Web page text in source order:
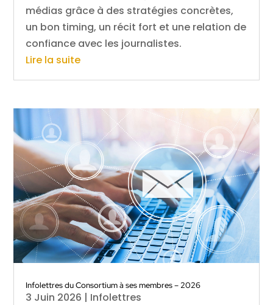
médias grâce à des stratégies concrètes,
un bon timing, un récit fort et une relation de
confiance avec les journalistes.
Lire la suite
Infolettres du Consortium à ses membres – 2026
3 Juin 2026 | Infolettres